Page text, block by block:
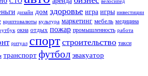
велосипед
дизайн дом здоровье игра игры инвестиции
криптовалюты культура маркетинг мебель медицина
окна отдых пожар промышленность работа
ритуал спорт строительство такси
транспорт футбол эвакуатор